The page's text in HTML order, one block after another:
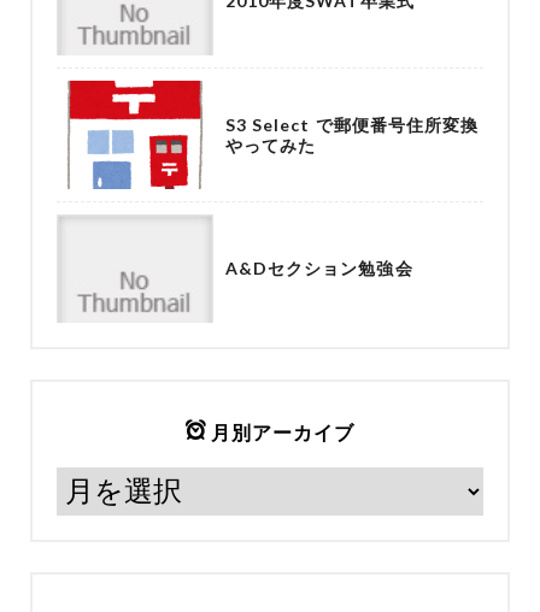
S3 Select で郵便番号住所変換
やってみた
A&Dセクション勉強会
月別アーカイブ